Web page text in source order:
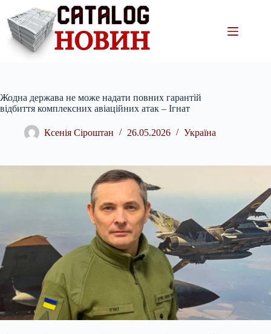
вмісту
Жодна держава не може надати повних гарантій
відбиття комплексних авіаційних атак – Ігнат
Ксенія Сіроштан 26.05.2026 Україна